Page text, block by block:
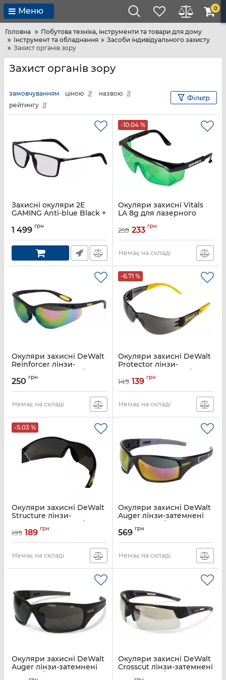
Меню 0
Головна
Побутова техніка, інструменти та товари для дому
Інструмент та обладнання
Засоби індивідуального захисту
Захист органів зору
Захист органів зору
замовчуванням ціною
назвою
рейтингу
Фільтр
Захисні окуляри 2E
GAMING Anti-blue Black +
Артикул:
1 499 грн
-10.04 %
Окуляри захисні Vitals
LA 8g для лазерного
Артикул: 162534
259 233 грн
Немає на складі
Окуляри захисні DeWalt
Reinforcer лінзи-
кольорові полікарбонат
Артикул:
250 грн
Немає на складі
-6.71 %
Окуляри захисні DeWalt
Protector лінзи-
затемнені полікарбонат
Артикул: DPG54-2D
149 139 грн
Немає на складі
-5.03 %
Окуляри захисні DeWalt
Structure лінзи-
затемнені полікарбонат
Артикул: DPG93-2D
199 189 грн
Немає на складі
Окуляри захисні DeWalt
Auger лінзи-затемнені
сірі полікарбонат
Артикул:
569 грн
Немає на складі
Окуляри захисні DeWalt
Auger лінзи-затемнені
полікарбонат
Окуляри захисні DeWalt
Crosscut лінзи-затемнені
сірі полікарбонат